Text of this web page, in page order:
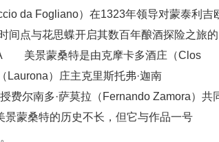
da Fogliano）在1323年领导对蒙泰利吉
间点与花思蝶开启其数百年酿酒探险之旅的
美景蒙桑特是由克摩卡多酒庄（Clos
Laurona）庄主克里斯托弗·迦南
费尔南多·萨莫拉（Fernando Zamora）共
蒙桑特的历史不长，但它与作品一号